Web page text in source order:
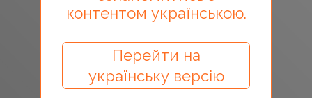
контентом українською.
Перейти на
українську версію